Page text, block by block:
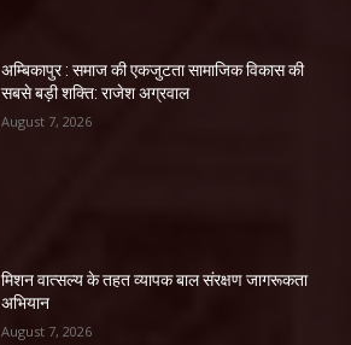
अम्बिकापुर : समाज की एकजुटता सामाजिक विकास की
सबसे बड़ी शक्ति: राजेश अग्रवाल
August 7, 2026
मिशन वात्सल्य के तहत व्यापक बाल संरक्षण जागरूकता
अभियान
August 7, 2026